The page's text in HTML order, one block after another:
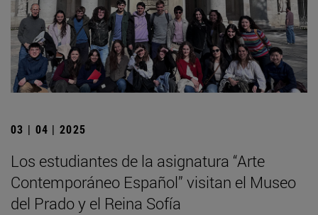
03 | 04 | 2025
Los estudiantes de la asignatura “Arte
Contemporáneo Español” visitan el Museo
del Prado y el Reina Sofía